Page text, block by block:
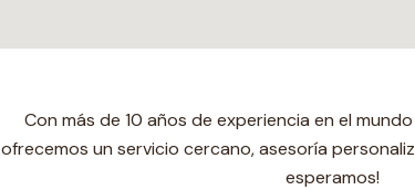
Con más de 10 años de experiencia en el
ofrecemos un servicio cercano, asesoría
esperamos!